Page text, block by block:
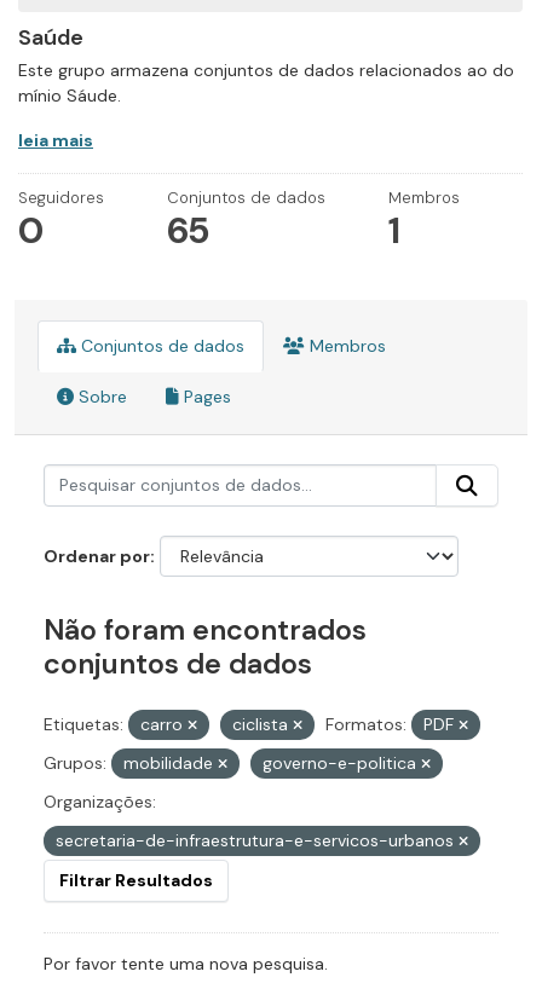
Saúde
Este grupo armazena conjuntos de dados relacionados ao do
mínio Sáude.
leia mais
Seguidores
0
Conjuntos de dados
65
Membros
1
Conjuntos de dados Membros
Sobre Pages
Ordenar por
Não foram encontrados
conjuntos de dados
Etiquetas: carro ciclista Formatos:
PDF
Grupos:
mobilidade
governo-e-politica
Organizações:
secretaria-de-infraestrutura-e-servicos-urbanos
Filtrar Resultados
Por favor tente uma nova pesquisa.